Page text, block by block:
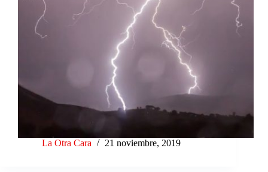
La Otra Cara 21 noviembre, 2019